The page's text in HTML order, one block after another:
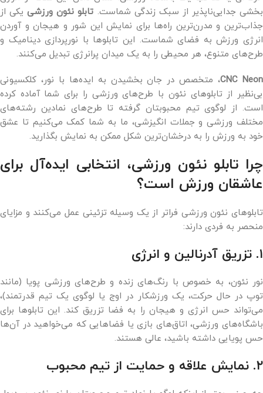
بخشی جدایی‌ناپذیر از سبک زندگی شماست. تابلو نئون ورزشییکی از
جذاب‌ترین و مدرن‌ترین راه‌ها برای نمایش این شور و هیجان و آوردن
انرژی ورزش به فضای شماست. این تابلوها با نورپردازی دینامیک و
طرح‌های متنوع، هر محیطی را به یک میدان پرانرژی تبدیل می‌کنند.
CNC Neon، متخصص در جان بخشیدن به ایده‌ها با نور، کلکسیونی
بی‌نظیر از تابلوهای نئون با طرح‌های ورزشی را برای شما آماده کرده
است. از لوگوی تیم محبوبتان گرفته تا طرح‌های نمادین رشته‌های
مختلف ورزشی و جملات انگیزشی، ما به شما کمک می‌کنیم تا عشق
خود به ورزش را به درخشان‌ترین شکل ممکن به نمایش بگذارید.
چرا تابلو نئون ورزشی، انتخابی ایده‌آل برای
عاشقان ورزش است؟
تابلوهای نئون ورزشی فراتر از یک وسیله تزئینی عمل می‌کنند و مزایای
منحصر به فردی دارند:
۱. تزریق آدرنالین و انرژی
نور نئون، به خصوص با رنگ‌های زنده و طرح‌های ورزشی پویا (مانند
توپ در حال حرکت، یک ورزشکار در اوج یا لوگوی یک تیم قدرتمند)،
می‌تواند حس انرژی و هیجان را به فضا تزریق کند. این تابلوها برای
باشگاه‌های ورزشی، اتاق‌های بازی یا فضاهایی که می‌خواهید در آن‌ها
حس پویایی داشته باشید، عالی هستند.
۲. نمایش علاقه و حمایت از تیم محبوب